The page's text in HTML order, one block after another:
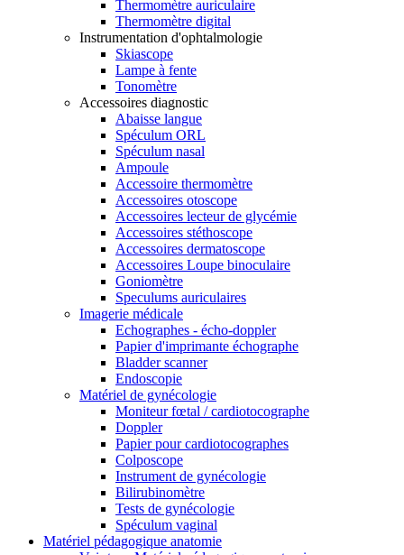
Thermomètre auriculaire
Thermomètre digital
Instrumentation d'ophtalmologie
Skiascope
Lampe à fente
Tonomètre
Accessoires diagnostic
Abaisse langue
Spéculum ORL
Spéculum nasal
Ampoule
Accessoire thermomètre
Accessoires otoscope
Accessoires lecteur de glycémie
Accessoires stéthoscope
Accessoires dermatoscope
Accessoires Loupe binoculaire
Goniomètre
Speculums auriculaires
Imagerie médicale
Echographes - écho-doppler
Papier d'imprimante échographe
Bladder scanner
Endoscopie
Matériel de gynécologie
Moniteur fœtal / cardiotocographe
Doppler
Papier pour cardiotocographes
Colposcope
Instrument de gynécologie
Bilirubinomètre
Tests de gynécologie
Spéculum vaginal
Matériel pédagogique anatomie